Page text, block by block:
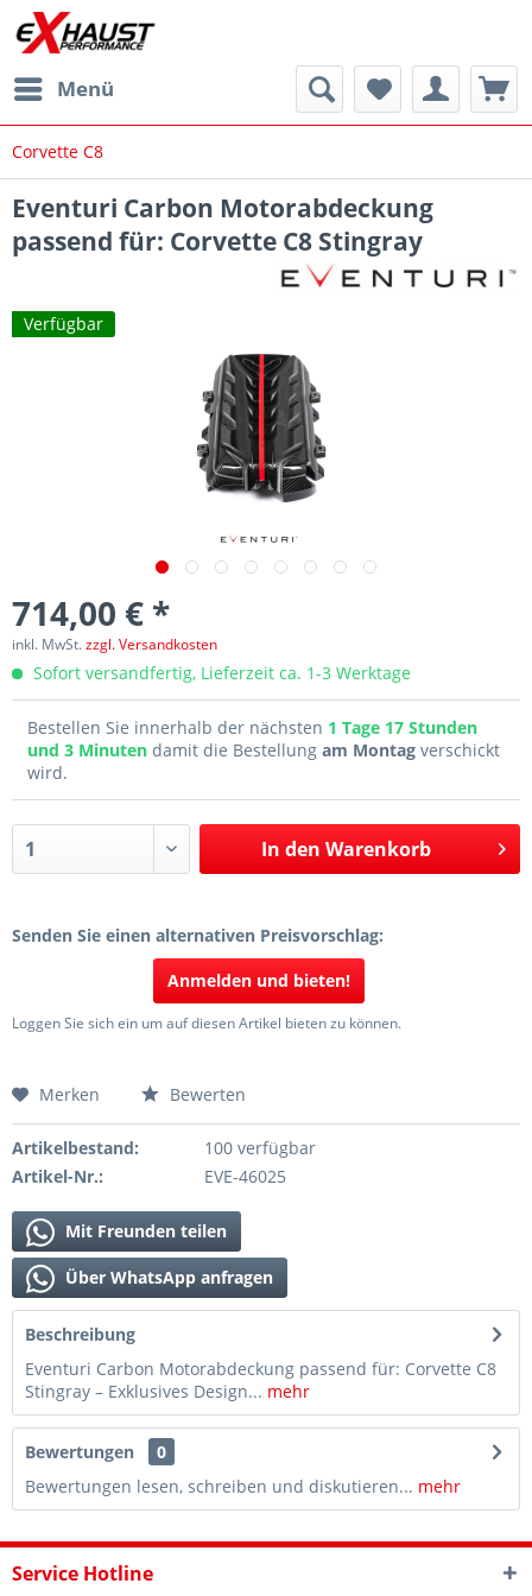
Menü
Corvette C8
Eventuri Carbon Motorabdeckung
passend für: Corvette C8 Stingray
Verfügbar
714,00 € *
inkl. MwSt.zzgl. Versandkosten
Sofort versandfertig, Lieferzeit ca. 1-3 Werktage
Bestellen Sie innerhalb der nächsten 1 Tage 17 Stunden
und 3 Minuten damit die Bestellung am Montag verschickt
wird.
In den Warenkorb
Senden Sie einen alternativen Preisvorschlag:
Anmelden und bieten!
Loggen Sie sich ein um auf diesen Artikel bieten zu können.
Merken Bewerten
Artikelbestand:
100 verfügbar
Artikel-Nr.:
EVE-46025
Mit Freunden teilen
Über WhatsApp anfragen
Beschreibung
Eventuri Carbon Motorabdeckung passend für: Corvette C8
Stingray – Exklusives Design... mehr
Bewertungen
0
Bewertungen lesen, schreiben und diskutieren... mehr
Service Hotline